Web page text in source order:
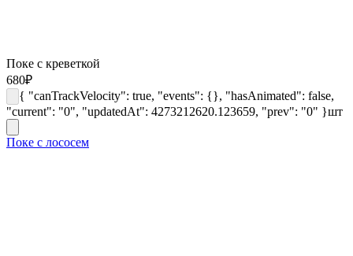
Поке с креветкой
680₽
{ "canTrackVelocity": true, "events": {}, "hasAnimated": false,
"current": "0", "updatedAt": 4273212620.123659, "prev": "0" }шт
Поке с лососем